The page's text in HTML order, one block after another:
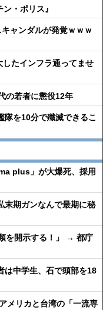
・ポリス』
ャンダルが発覚ｗｗｗ
たインフラ通ってませ
の若者に懲役12年
隊を10分で殲滅できるこ
plus」が大爆死、採用
末期ガンなんで最期に秘
を開示する！」 → 都庁
は中学生、石で頭部を18
メリカと台湾の「一流専